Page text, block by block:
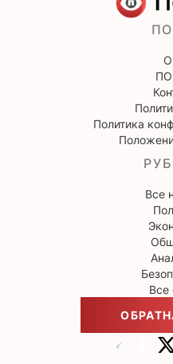
О
Политика
Все
Все